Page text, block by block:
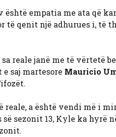
empatia me ata që
të qenit një adhurues i, të
reale janë me të vërtetë
saj martesore Mauricio
reale, a është vendi më i
sezonit 13, Kyle ka hyrë